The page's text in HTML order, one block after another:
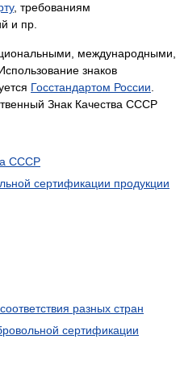
, требованиям
и пр.
международными,
знаков
Госстандартом России
Знак Качества СССР
СССР
сертификации продукции
разных стран
сертификации